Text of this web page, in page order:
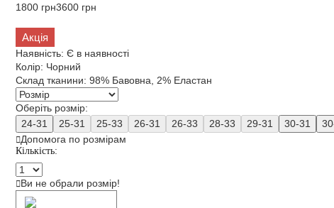
1800 грн3600 грн
Акція
Наявність: Є в наявності
Колір: Чорний
Склад тканини: 98% Бавовна, 2% Еластан
Оберіть розмір:
24-31
25-31 25-33 26-31 26-33 28-33 29-31 30-31
Допомога по розмірам
Кількість:
Ви не обрали розмір!
Додати в кошик